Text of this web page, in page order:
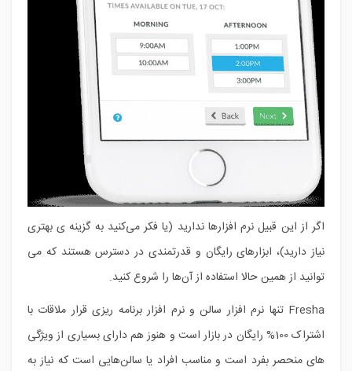
اگر از این قبیل نرم افزارها ندارید (یا فکر می‌کنید به گزینه ی بهتری
نیاز دارید)، ابزارهای رایگان و قدرتمندی در دسترس هستند که می
توانید از همین حالا استفاده از آن‌ها را شروع کنید.
Fresha تنها نرم افزار سالن و نرم افزار برنامه ریزی قرار ملاقات با
اشتراک 100% رایگان در بازار است و هنوز هم دارای بسیاری از ویژگی
های منحصر بفرد است و مناسب افراد یا سالن‌هایی است که نیاز به